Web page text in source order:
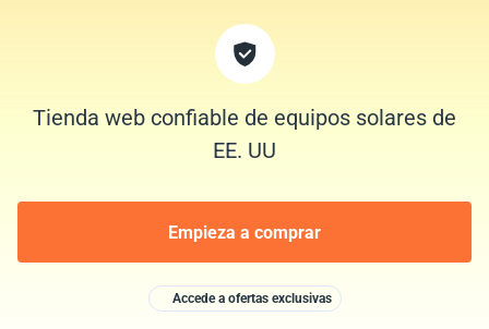
Tienda web confiable de equipos solares de
EE. UU
Empieza a comprar
Accede a ofertas exclusivas